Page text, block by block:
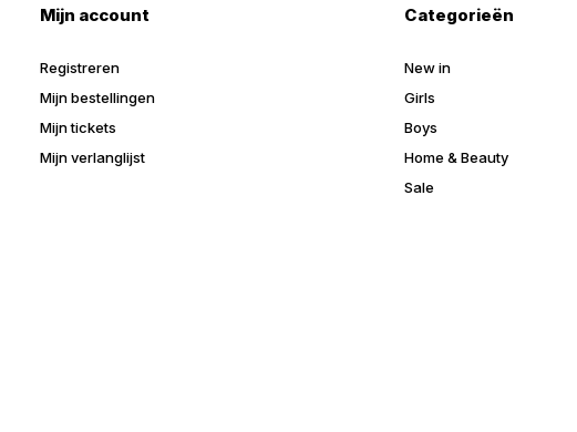
Mijn account
Registreren
Mijn bestellingen
Mijn tickets
Mijn verlanglijst
Categorieën
New in
Girls
Boys
Home & Beauty
Sale